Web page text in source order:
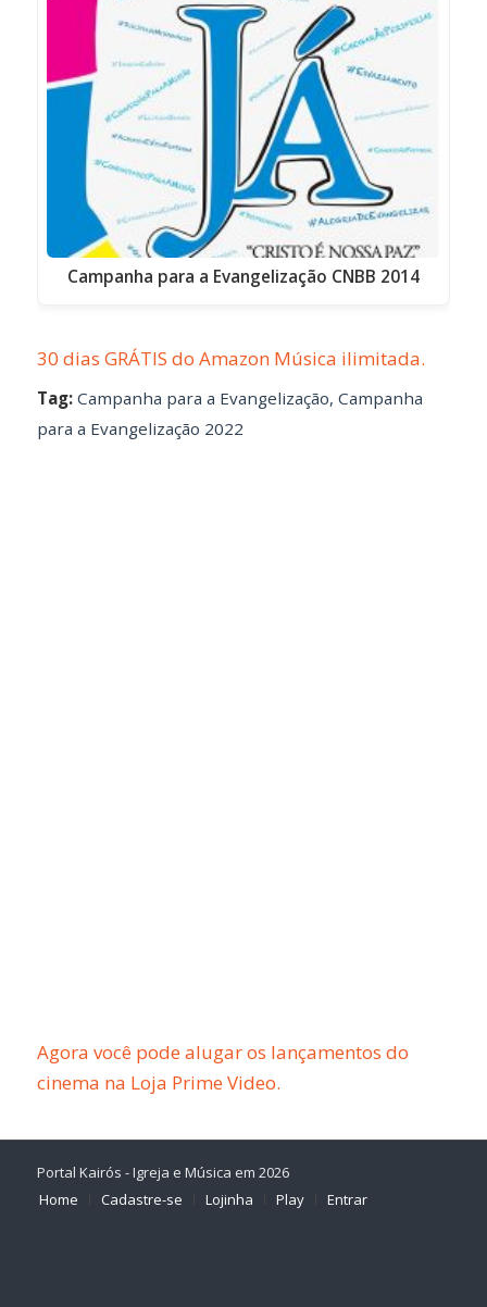
Campanha para a Evangelização CNBB 2014
30 dias GRÁTIS do Amazon Música ilimitada.
Tag: Campanha para a Evangelização, Campanha
para a Evangelização 2022
Agora você pode alugar os lançamentos do
cinema na Loja Prime Video.
Portal Kairós - Igreja e Música em 2026
Home
Cadastre-se Lojinha Play Entrar